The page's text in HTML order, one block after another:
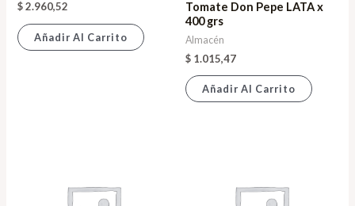
$2.960,52
Añadir Al Carrito
Tomate Don Pepe LATA x
400 grs
Almacén
$ 1.015,47
Añadir Al Carrito